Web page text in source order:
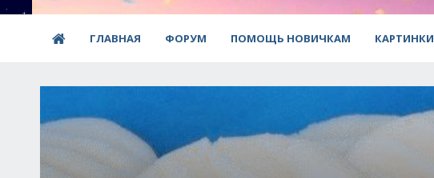
ГЛАВНАЯ ФОРУМ ПОМОЩЬ НОВИЧКАМ КАРТИНКИ